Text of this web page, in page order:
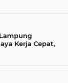
Kerja Cepat,